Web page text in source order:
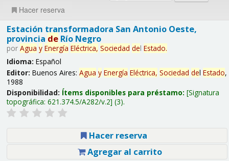
Hacer reserva
Estación transformadora San Antonio Oeste,
provincia deRío Negro
por Agua y Energía Eléctrica, Sociedad del Estado.
Idioma: Español
Editor: Buenos Aires: Agua y Energía Eléctrica, Sociedad del Estado,
1988
Disponibilidad: Ítems disponibles para préstamo: Signatura
topográfica: 621.374.5/A282/v.2 (3).
Hacer reserva
Agregar al carrito